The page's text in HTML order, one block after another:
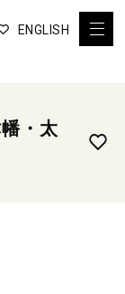
ENGLISH
・太